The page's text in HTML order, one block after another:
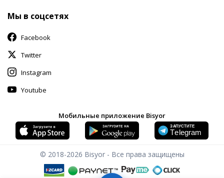
Мы в соцсетях
Facebook
Twitter
Instagram
Youtube
Мобильные приложение Bisyor
© 2018-2026 Bisyor - Все права защищены